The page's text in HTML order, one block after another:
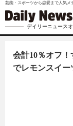
芸能・スポーツから恋愛まで人気メ
デイリーニュース
会計10％オフ
でレモンスイー